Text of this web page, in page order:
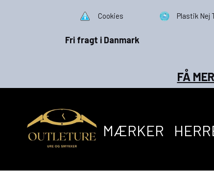
Cookies Plastik Nej
Fri fragt i Danmark
FÅ
MÆRKER